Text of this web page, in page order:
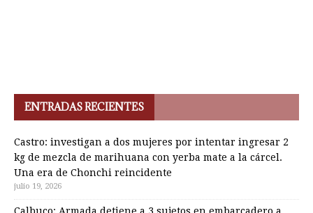
ENTRADAS RECIENTES
Castro: investigan a dos mujeres por intentar ingresar 2
kg de mezcla de marihuana con yerba mate a la cárcel.
Una era de Chonchi reincidente
julio 19, 2026